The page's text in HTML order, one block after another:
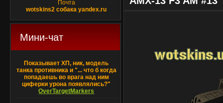
Почта
wotskins2 собака yandex.ru
Мини-чат
Показывает ХП, ник, модель
танка противника и "... что б когда
попадаешь во врага над ним
циферки урона появлялись?"
OverTargetMarkers